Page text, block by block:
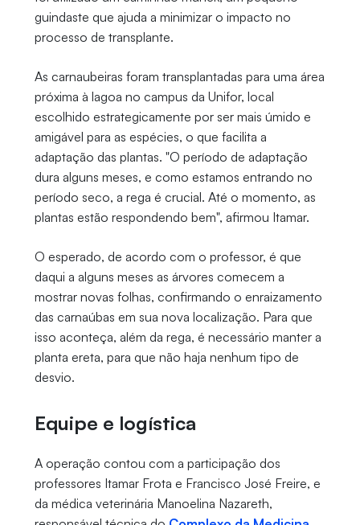
guindaste que ajuda a minimizar o impacto no
processo de transplante.
As carnaubeiras foram transplantadas para uma área
próxima à lagoa no campus da Unifor, local
escolhido estrategicamente por ser mais úmido e
amigável para as espécies, o que facilita a
adaptação das plantas. "O período de adaptação
dura alguns meses, e como estamos entrando no
período seco, a rega é crucial. Até o momento, as
plantas estão respondendo bem", afirmou Itamar.
O esperado, de acordo com o professor, é que
daqui a alguns meses as árvores comecem a
mostrar novas folhas, confirmando o enraizamento
das carnaúbas em sua nova localização. Para que
isso aconteça, além da rega, é necessário manter a
planta ereta, para que não haja nenhum tipo de
desvio.
Equipe e logística
A operação contou com a participação dos
professores Itamar Frota e Francisco José Freire, e
da médica veterinária Manoelina Nazareth,